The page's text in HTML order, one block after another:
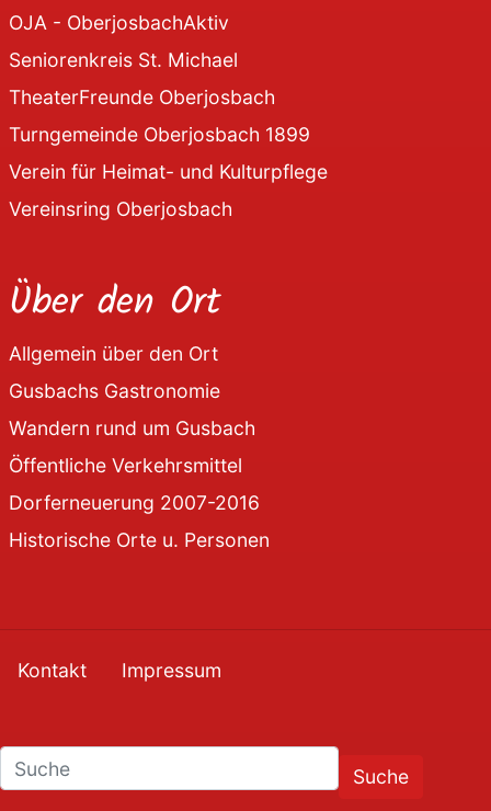
OJA - OberjosbachAktiv
Seniorenkreis St. Michael
TheaterFreunde Oberjosbach
Turngemeinde Oberjosbach 1899
Verein für Heimat- und Kulturpflege
Vereinsring Oberjosbach
Über den Ort
Allgemein über den Ort
Gusbachs Gastronomie
Wandern rund um Gusbach
Öffentliche Verkehrsmittel
Dorferneuerung 2007-2016
Historische Orte u. Personen
Kontakt Impressum